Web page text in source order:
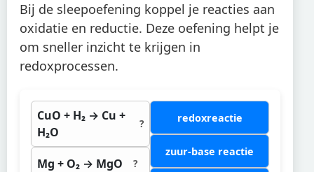
Bij de sleepoefening koppel je reacties aan
oxidatie en reductie. Deze oefening helpt je
om sneller inzicht te krijgen in
redoxprocessen.
CuO + H₂ → Cu +
H₂O
?
Mg + O₂ → MgO ?
redoxreactie
zuur-base reactie